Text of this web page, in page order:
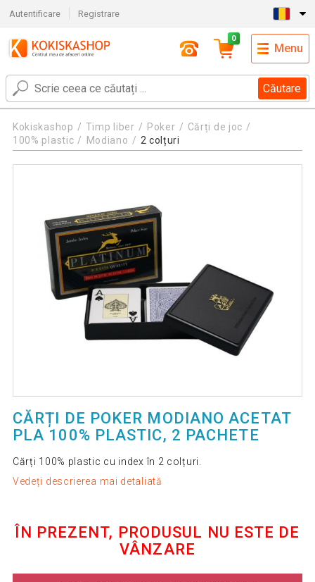
Autentificare Registrare
Căutare
0
Menu
Kokiskashop Timp liber Poker
Cărți de joc
100% plastic
Modiano 2 colțuri
CĂRȚI DE POKER MODIANO ACETAT
PLA 100% PLASTIC, 2 PACHETE
Cărți 100% plastic cu index în 2 colțuri.
Vedeți descrierea mai detaliată
ÎN PREZENT, PRODUSUL NU ESTE DE
VÂNZARE